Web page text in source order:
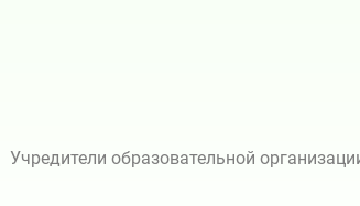
Учредители образовательной